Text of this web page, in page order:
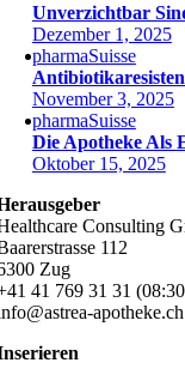
Unverzichtbar
Dezember 1, 2025
pharmaSuisse
November 3, 2025
pharmaSuisse
Die Apotheke Als
Oktober 15, 2025
Consulting
112
Zug
41 769 31 31
apotheke.ch